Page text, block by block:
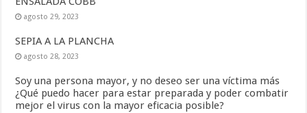
agosto 29, 2023
SEPIA A LA PLANCHA
agosto 28, 2023
Soy una persona mayor, y no deseo ser una víctima más
¿Qué puedo hacer para estar preparada y poder combatir
mejor el virus con la mayor eficacia posible?